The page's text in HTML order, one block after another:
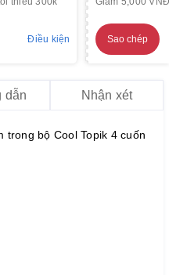
Điều kiện Sao chép
dẫn Nhận xét
trong bộ Cool Topik 4 cuốn